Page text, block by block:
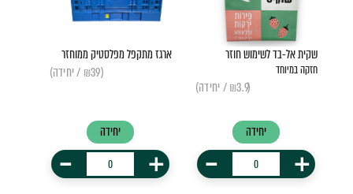
שקית אל-בד לשימוש חוזר
חזקה במיוחד
(₪3.9 / יחידה)
יחידה
+
-
ארגז מתקפל מפלסטיק ממוחזר
(₪39 / יחידה)
יחידה
+
-